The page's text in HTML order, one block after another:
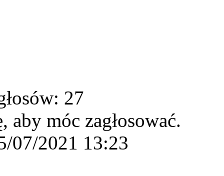
27
aby móc zagłosować.
07/2021 13:23